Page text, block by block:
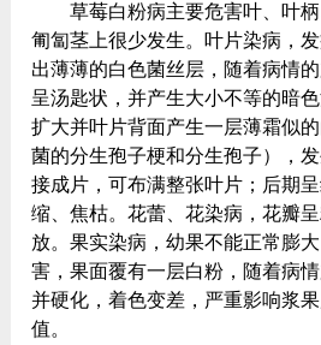
草莓白粉病主要危害叶、叶
匍匐茎上很少发生。叶片染病，
出薄薄的白色菌丝层，随着病情
呈汤匙状，并产生大小不等的暗
扩大并叶片背面产生一层薄霜似
菌的分生孢子梗和分生孢子），
接成片，可布满整张叶片；后期
缩、焦枯。花蕾、花染病，花瓣
放。果实染病，幼果不能正常膨
害，果面覆有一层白粉，随着病
并硬化，着色变差，严重影响浆
值。